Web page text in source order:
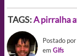
TAGS:A pirralha
Postado por
em Gifs